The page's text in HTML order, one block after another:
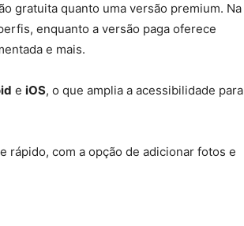
gratuita quanto uma versão premium. Na
enquanto a versão paga oferece
e mais.
e iOS, o que amplia a acessibilidade para
rápido, com a opção de adicionar fotos e